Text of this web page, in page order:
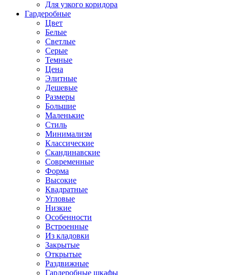
Для узкого коридора
Гардеробные
Цвет
Белые
Светлые
Серые
Темные
Цена
Элитные
Дешевые
Размеры
Большие
Маленькие
Стиль
Минимализм
Классические
Скандинавские
Современные
Форма
Высокие
Квадратные
Угловые
Низкие
Особенности
Встроенные
Из кладовки
Закрытые
Открытые
Раздвижные
Гардеробные шкафы